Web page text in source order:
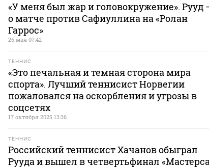
«У меня был жар и головокружение». Рууд
о матче против Сафиуллина на «Ролан
Гаррос»
26 мая 07:42
ТЕННИС
«Это печальная и темная сторона мира
спорта». Лучший теннисист Норвегии
пожаловался на оскорбления и угрозы в
соцсетях
17 октября 2025 13:36
ТЕННИС
Российский теннисист Хачанов обыграл
Рууда и вышел в четвертьфинал